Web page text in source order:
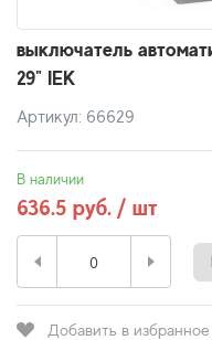
выключатель
29" IEK
Артикул: 66629
В наличии
636.5 руб. / шт
Добавить в избранное